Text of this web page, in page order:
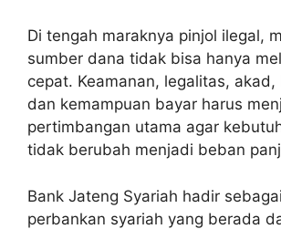
Di tengah maraknya pinjol ilegal,
sumber dana tidak bisa hanya
cepat. Keamanan, legalitas, akad,
dan kemampuan bayar harus
pertimbangan utama agar
tidak berubah menjadi beban
Bank Jateng Syariah hadir
perbankan syariah yang berada